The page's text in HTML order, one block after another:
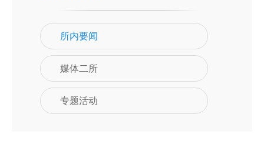
所内要闻
媒体二所
专题活动